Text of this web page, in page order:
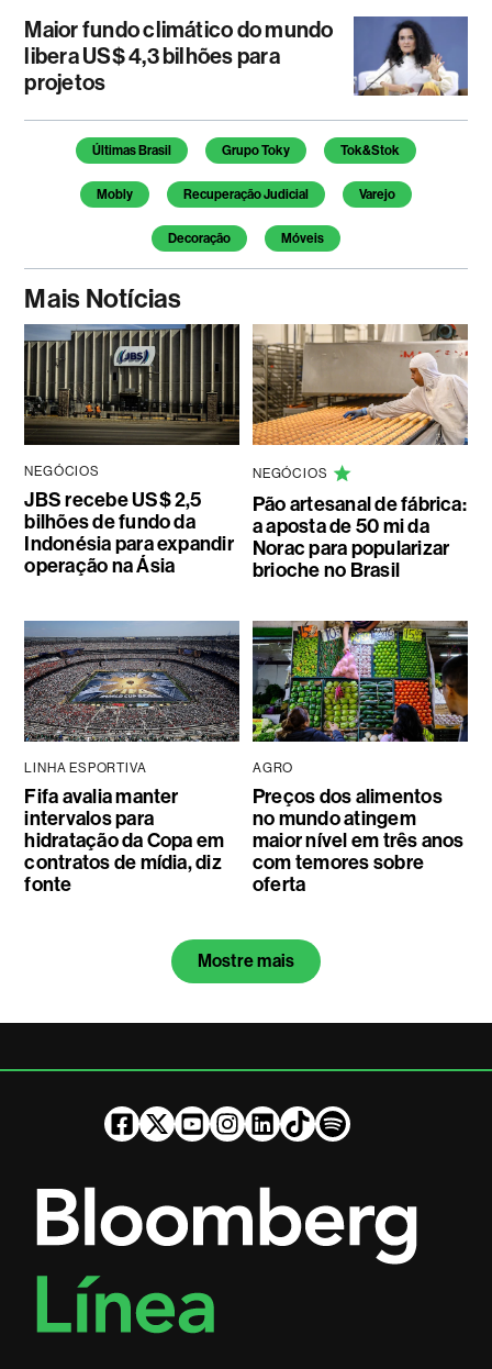
Maior fundo climático do mundo
libera US$ 4,3 bilhões para
projetos
Temas deste artigo
Últimas Brasil Grupo Toky Tok&Stok
Mobly Recuperação Judicial Varejo
Decoração Móveis
Mais Notícias
NEGÓCIOS
JBS recebe US$ 2,5
bilhões de fundo da
Indonésia para expandir
operação na Ásia
NEGÓCIOS
Pão artesanal de fábrica:
a aposta de 50 mi da
Norac para popularizar
brioche no Brasil
LINHA ESPORTIVA
Fifa avalia manter
intervalos para
hidratação da Copa em
contratos de mídia, diz
fonte
AGRO
Preços dos alimentos
no mundo atingem
maior nível em três anos
com temores sobre
oferta
Mostre mais